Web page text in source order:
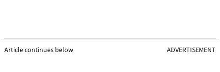
Article continues below ADVERTISEMENT